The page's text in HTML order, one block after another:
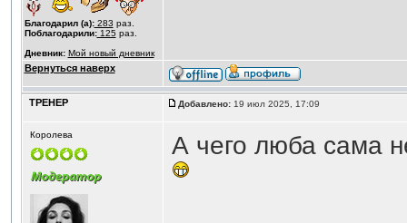
Благодарил (а):283 раз.
Поблагодарили:125 раз.
Дневник: Мой новый дневник
Вернуться наверх
ТРЕНЕР Добавлено:19 июл 2025, 17:09
Королева А чего люба сама